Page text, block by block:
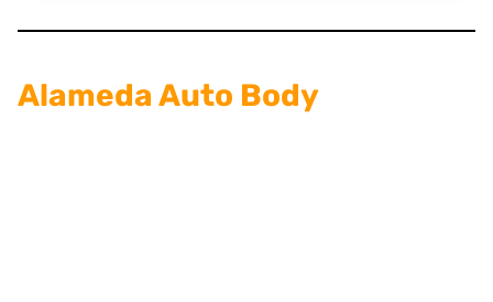
Alameda Auto Body